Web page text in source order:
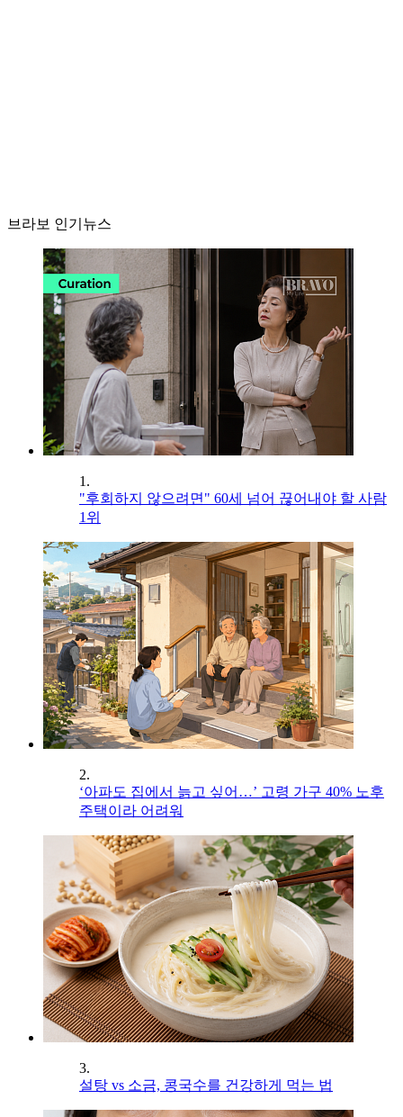
브라보 인기뉴스
1.
"후회하지 않으려면" 60세 넘어 끊어내야 할 사람
1위
2.
‘아파도 집에서 늙고 싶어…’ 고령 가구 40% 노후
주택이라 어려워
3.
설탕 vs 소금, 콩국수를 건강하게 먹는 법